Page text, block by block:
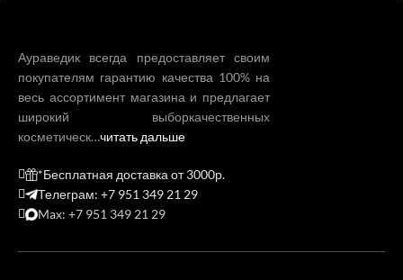
Аураведик всегда предоставляет своим
покупателям гарантию качества 100% на
весь ассортимент магазина и предлагает
широкий выборкачественных
косметическ…читать дальше
*Бесплатная доставка от 3000р.
Телеграм: +7 951 349 21 29
Max: +7 951 349 21 29